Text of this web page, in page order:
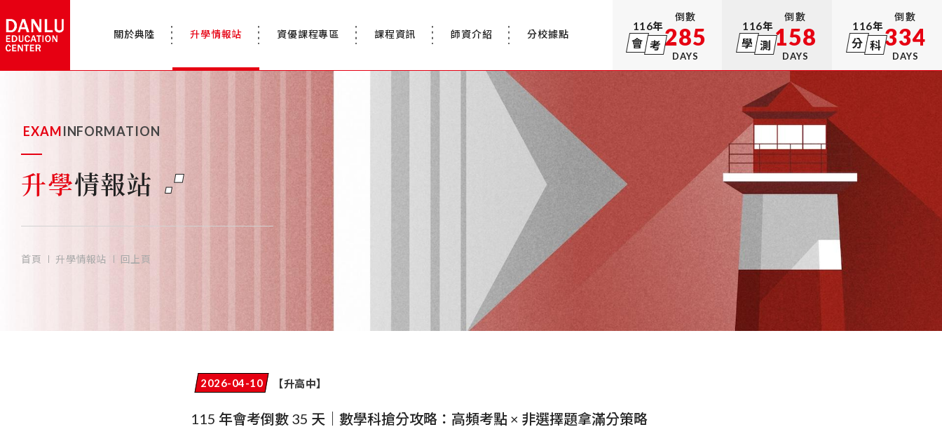
關於典陸 升學情報站 資優課程專區 課程資訊 師資介紹 分校據點
116年
會 考
倒數
285
DAYS
116年
學 測
倒數
158
DAYS
116年
分 科
倒數
334
DAYS
EXAMINFORMATION
升學情報站
首頁 升學情報站 回上頁
2026-04-10 【升高中】
115 年會考倒數 35 天｜數學科搶分攻略：高頻考點 × 非選擇題拿滿分策略